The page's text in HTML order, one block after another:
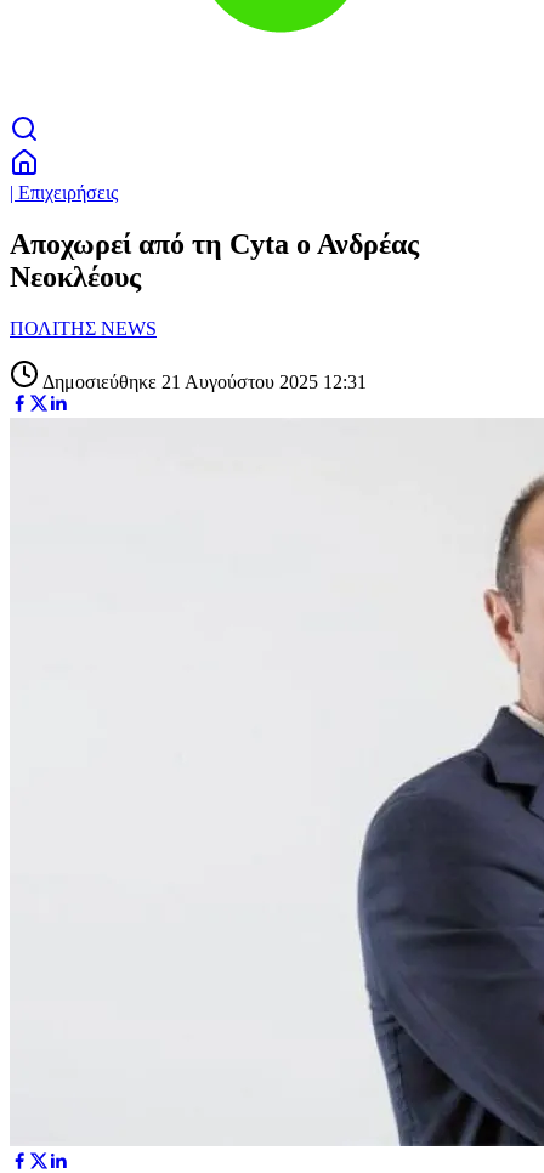
| Επιχειρήσεις
Αποχωρεί από τη Cyta ο Ανδρέας
Νεοκλέους
ΠΟΛΙΤΗΣ NEWS
Δημοσιεύθηκε 21 Αυγούστου 2025 12:31